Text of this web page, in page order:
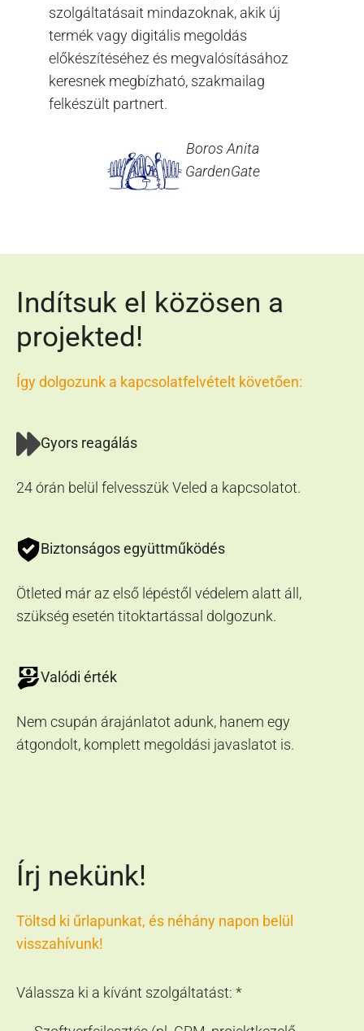
Boros Anita
GardenGate
szolgáltatásait mindazoknak, akik új
termék vagy digitális megoldás
előkészítéséhez és megvalósításához
keresnek megbízható, szakmailag
felkészült partnert.
Írj nekünk!
Töltsd ki űrlapunkat, és néhány napon belül
visszahívunk!
Válassza ki a kívánt szolgáltatást: *
Indítsuk el közösen a
projekted!
Így dolgozunk a kapcsolatfelvételt követően:
Gyors reagálás
24 órán belül felvesszük Veled a kapcsolatot.
Biztonságos együttműködés
Ötleted már az első lépéstől védelem alatt áll,
szükség esetén titoktartással dolgozunk.
Valódi érték
Nem csupán árajánlatot adunk, hanem egy
átgondolt, komplett megoldási javaslatot is.